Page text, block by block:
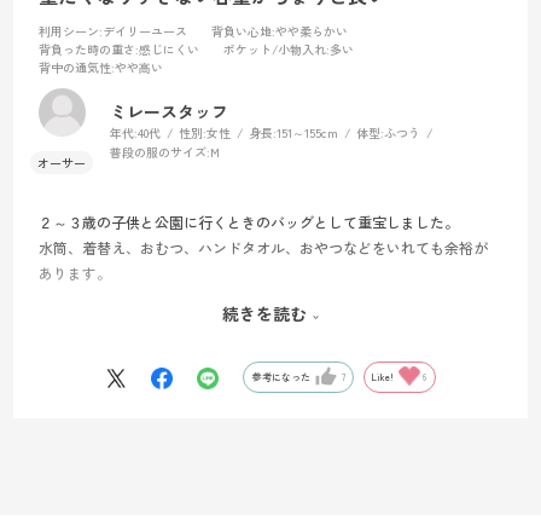
利用シーン:デイリーユース 背負い心地:やや柔らかい
背負った時の重さ:感じにくい ポケット/小物入れ:多い
背中の通気性:やや高い
ミレースタッフ
年代:40代 性別:女性 身長:151～155cm 体型:ふつう
普段の服のサイズ:M
２～３歳の子供と公園に行くときのバッグとして重宝しました。
水筒、着替え、おむつ、ハンドタオル、おやつなどをいれても余裕が
あります。
通勤にも使用しており、14インチ（外寸 奥行き：約22cm×幅：約
ッドがしっかりと重量をささえてくれるので、重さを感じにくいで
す。前面についている、２つのポケットはイヤホンやティッシュなど
続きを読む
参考になった 7 Like! 6